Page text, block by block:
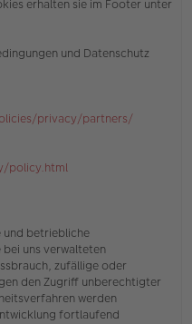
erhalten sie im Footer unter
und Datenschutz
privacy/partners/
policy.html
und betriebliche
uns verwalteten
zufällige oder
den Zugriff unberechtigter
werden
fortlaufend